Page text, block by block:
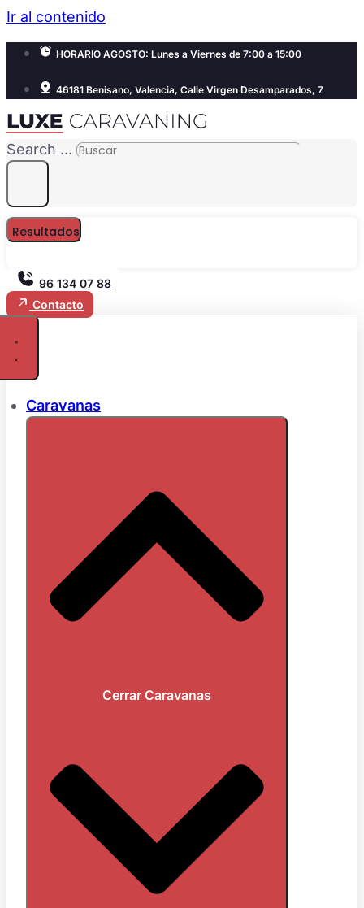
Ir al contenido
HORARIO AGOSTO: Lunes a Viernes de 7:00 a 15:00
46181 Benisano, Valencia, Calle Virgen Desamparados, 7
Search ...
Resultados
96 134 07 88
Contacto
Caravanas
Cerrar Caravanas